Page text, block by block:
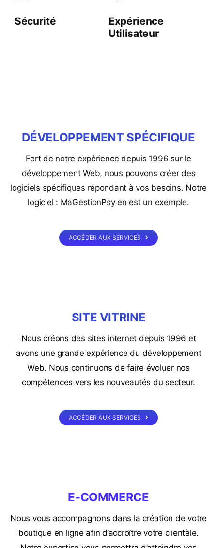
Sécurité
Expérience
Utilisateur
DÉVELOPPEMENT SPÉCIFIQUE
Fort de notre expérience depuis 1996 sur le
développement Web, nous pouvons créer des
logiciels spécifiques répondant à vos besoins. Notre
logiciel : MaGestionPsy en est un exemple.
ACCÉDER AUX SERVICES
SITE VITRINE
Nous créons des sites internet depuis 1996 et
avons une grande expérience du développement
Web. Nous continuons de faire évoluer nos
compétences vers les nouveautés du secteur.
ACCÉDER AUX SERVICES
E-COMMERCE
Nous vous accompagnons dans la création de votre
boutique en ligne afin d’accroître votre clientèle.